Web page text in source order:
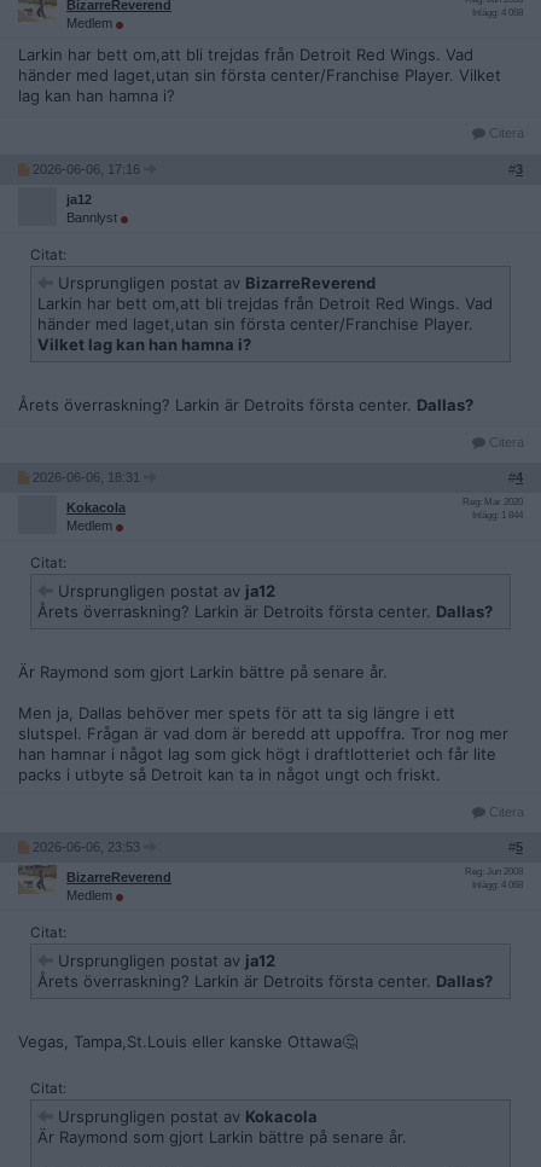
BizarreReverend
Medlem
Inlägg: 4 068
Larkin har bett om,att bli trejdas från Detroit Red Wings. Vad
händer med laget,utan sin första center/Franchise Player. Vilket
lag kan han hamna i?
Citera
2026-06-06, 17:16 #3
ja12
Bannlyst
Citat:
Ursprungligen postat av BizarreReverend
Larkin har bett om,att bli trejdas från Detroit Red Wings. Vad
händer med laget,utan sin första center/Franchise Player.
Vilket lag kan han hamna i?
Årets överraskning? Larkin är Detroits första center. Dallas?
Citera
2026-06-06, 18:31 #4
Kokacola
Medlem
Reg: Mar 2020
Inlägg: 1 844
Citat:
Ursprungligen postat av ja12
Årets överraskning? Larkin är Detroits första center. Dallas?
Är Raymond som gjort Larkin bättre på senare år.
Men ja, Dallas behöver mer spets för att ta sig längre i ett
slutspel. Frågan är vad dom är beredd att uppoffra. Tror nog mer
han hamnar i något lag som gick högt i draftlotteriet och får lite
packs i utbyte så Detroit kan ta in något ungt och friskt.
Citera
2026-06-06, 23:53 #5
BizarreReverend
Medlem
Reg: Jun 2008
Inlägg: 4 068
Citat:
Ursprungligen postat av ja12
Årets överraskning? Larkin är Detroits första center. Dallas?
Vegas, Tampa,St.Louis eller kanske Ottawa🤔
Citat:
Ursprungligen postat av Kokacola
Är Raymond som gjort Larkin bättre på senare år.